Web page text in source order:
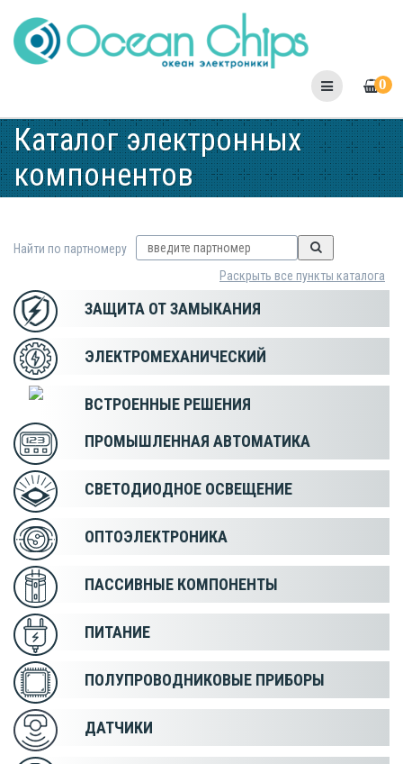
to
content
0
Каталог электронных
компонентов
Найти по партномеру
Раскрыть все пункты каталога
ЗАЩИТА ОТ ЗАМЫКАНИЯ
ЭЛЕКТРОМЕХАНИЧЕСКИЙ
ВСТРОЕННЫЕ РЕШЕНИЯ
ПРОМЫШЛЕННАЯ АВТОМАТИКА
СВЕТОДИОДНОЕ ОСВЕЩЕНИЕ
ОПТОЭЛЕКТРОНИКА
ПАССИВНЫЕ КОМПОНЕНТЫ
ПИТАНИЕ
ПОЛУПРОВОДНИКОВЫЕ ПРИБОРЫ
ДАТЧИКИ